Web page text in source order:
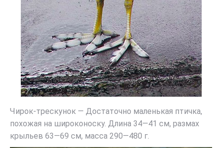
Чирок-трескунок — Достаточно маленькая птичка,
похожая на широконоску. Длина 34—41 см, размах
крыльев 63—69 см, масса 290—480 г.